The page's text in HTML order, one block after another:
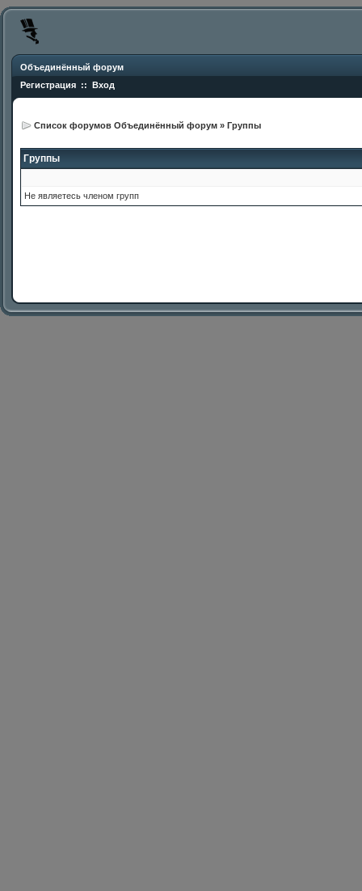
Объединённый форум
Регистрация :: Вход
Список форумов Объединённый форум » Группы
Группы
Не являетесь членом групп